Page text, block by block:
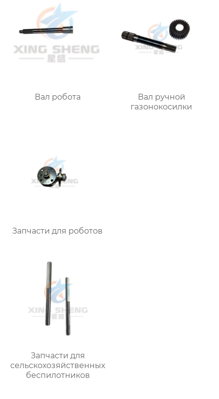
Вал робота
Вал ручной
газонокосилки
Запчасти для роботов
Запчасти для
сельскохозяйственных
беспилотников